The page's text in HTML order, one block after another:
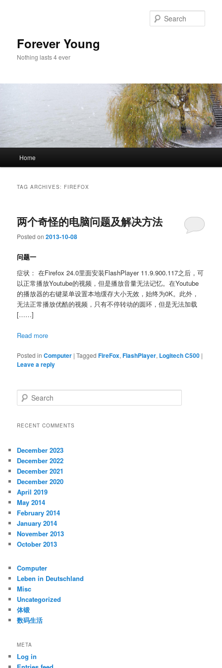
Forever Young
Nothing lasts 4 ever
Home
TAG ARCHIVES: FIREFOX
两个奇怪的电脑问题及解决方法
Posted on2013-10-08
问题一
症状： 在Firefox 24.0里面安装FlashPlayer 11.9.900.117之后，可
以正常播放Youtube的视频，但是播放音量无法记忆。在Youtube
的播放器的右键菜单设置本地缓存大小无效，始终为0K。此外，
无法正常播放优酷的视频，只有不停转动的圆环，但是无法加载
[……]
Read more
Posted in Computer |Tagged FireFox,FlashPlayer, Logitech C500 |
Leave a reply
e
rRECENT COMMENTS
December 2023
December 2022
December 2021
December 2020
April 2019
May 2014
February 2014
January 2014
November 2013
October 2013
Computer
Leben in Deutschland
Misc
Uncategorized
体锻
数码生活
META
Log in